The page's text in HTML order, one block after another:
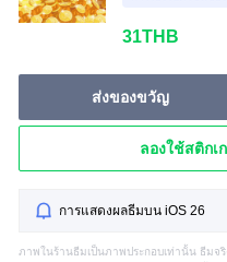
31THB
ส่งของขวัญ
ลองใช้สติกเ
การแสดงผลธีมบน iOS 26
ภาพในร้านธีมเป็นภาพประกอบเท่านั้น ธีมจ